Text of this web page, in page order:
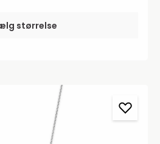
størrelse